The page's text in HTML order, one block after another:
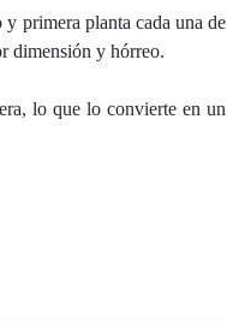
primera planta cada una de
dimensión y hórreo.
lo que lo convierte en un